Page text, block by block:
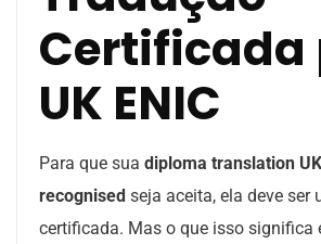
Certificada
UK ENIC
Para que sua diploma translation
recognised seja aceita, ela deve ser
certificada. Mas o que isso significa